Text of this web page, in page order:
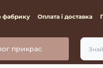
фабрику Оплата і доставка
прикрас